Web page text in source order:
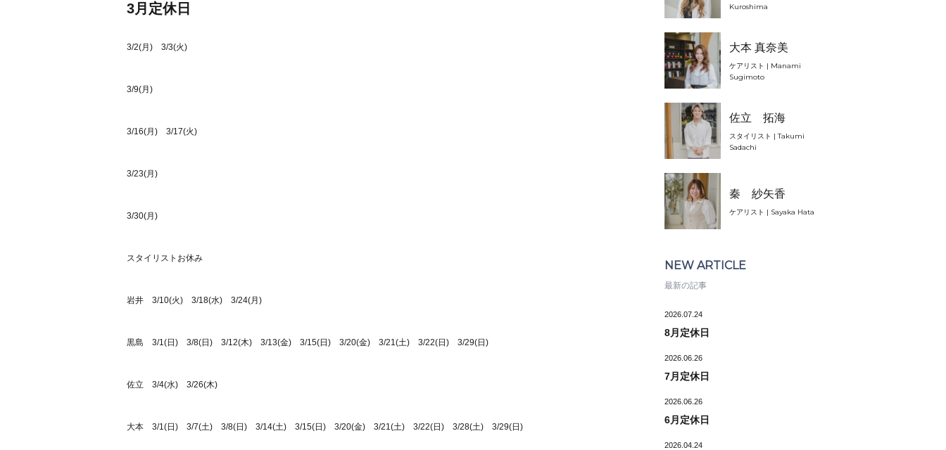
Kuroshima
大本 真奈美
ケアリスト | Manami
Sugimoto
佐立 拓海
スタイリスト | Takumi
Sadachi
秦 紗矢香
ケアリスト | Sayaka Hata
NEW ARTICLE
最新の記事
2026.07.24
8月定休日
2026.06.26
7月定休日
2026.06.26
6月定休日
2026.04.24
3月定休日
3/2(月) 3/3(火)
3/9(月)
3/16(月) 3/17(火)
3/23(月)
3/30(月)
スタイリストお休み
岩井 3/10(火) 3/18(水) 3/24(月)
黒島 3/1(日) 3/8(日) 3/12(木) 3/13(金) 3/15(日) 3/20(金) 3/21(土) 3/22(日) 3/29(日)
佐立 3/4(水) 3/26(木)
大本 3/1(日) 3/7(土) 3/8(日) 3/14(土) 3/15(日) 3/20(金) 3/21(土) 3/22(日) 3/28(土) 3/29(日)